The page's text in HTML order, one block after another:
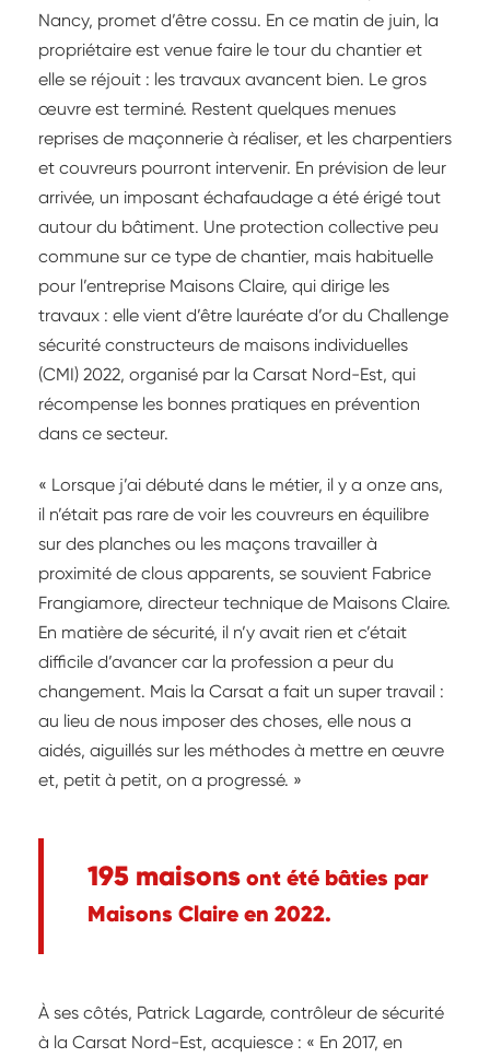
Nancy, promet d’être cossu. En ce matin de juin, la
propriétaire est venue faire le tour du chantier et
elle se réjouit : les travaux avancent bien. Le gros
œuvre est terminé. Restent quelques menues
reprises de maçonnerie à réaliser, et les charpentiers
et couvreurs pourront intervenir. En prévision de leur
arrivée, un imposant échafaudage a été érigé tout
autour du bâtiment. Une protection collective peu
commune sur ce type de chantier, mais habituelle
pour l’entreprise Maisons Claire, qui dirige les
travaux : elle vient d’être lauréate d’or du Challenge
sécurité constructeurs de maisons individuelles
(CMI) 2022, organisé par la Carsat Nord-Est, qui
récompense les bonnes pratiques en prévention
dans ce secteur.
« Lorsque j’ai débuté dans le métier, il y a onze ans,
il n’était pas rare de voir les couvreurs en équilibre
sur des planches ou les maçons travailler à
proximité de clous apparents, se souvient Fabrice
Frangiamore, directeur technique de Maisons Claire.
En matière de sécurité, il n’y avait rien et c’était
difficile d’avancer car la profession a peur du
changement. Mais la Carsat a fait un super travail :
au lieu de nous imposer des choses, elle nous a
aidés, aiguillés sur les méthodes à mettre en œuvre
et, petit à petit, on a progressé. »
195 maisons ont été bâties par
Maisons Claire en 2022.
À ses côtés, Patrick Lagarde, contrôleur de sécurité
à la Carsat Nord-Est, acquiesce : « En 2017, en